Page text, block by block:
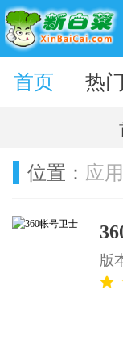
壁纸 热
首页
位置： 应
版